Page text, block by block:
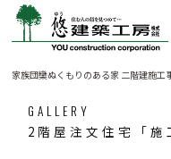
家族団欒ぬくもりのある家 二階建施
GALLERY
2階屋注文住宅「施